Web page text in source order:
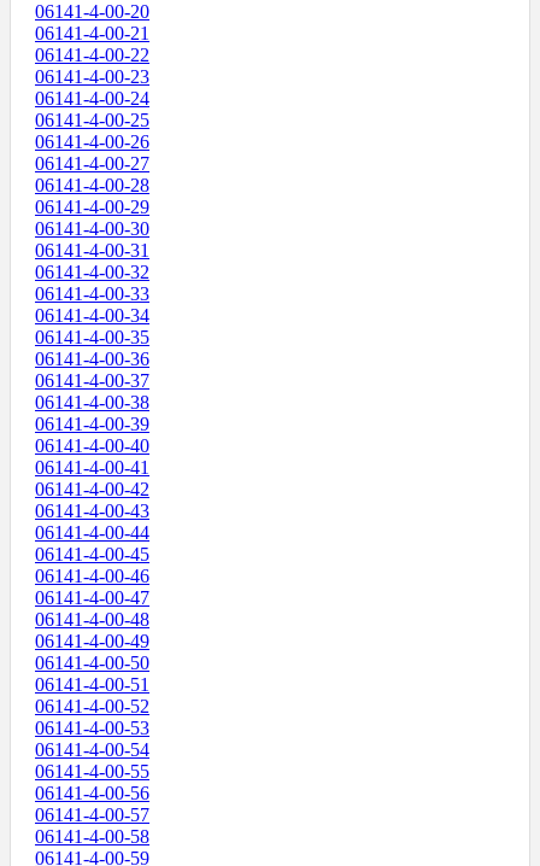
06141-4-00-20
06141-4-00-21
06141-4-00-22
06141-4-00-23
06141-4-00-24
06141-4-00-25
06141-4-00-26
06141-4-00-27
06141-4-00-28
06141-4-00-29
06141-4-00-30
06141-4-00-31
06141-4-00-32
06141-4-00-33
06141-4-00-34
06141-4-00-35
06141-4-00-36
06141-4-00-37
06141-4-00-38
06141-4-00-39
06141-4-00-40
06141-4-00-41
06141-4-00-42
06141-4-00-43
06141-4-00-44
06141-4-00-45
06141-4-00-46
06141-4-00-47
06141-4-00-48
06141-4-00-49
06141-4-00-50
06141-4-00-51
06141-4-00-52
06141-4-00-53
06141-4-00-54
06141-4-00-55
06141-4-00-56
06141-4-00-57
06141-4-00-58
06141-4-00-59